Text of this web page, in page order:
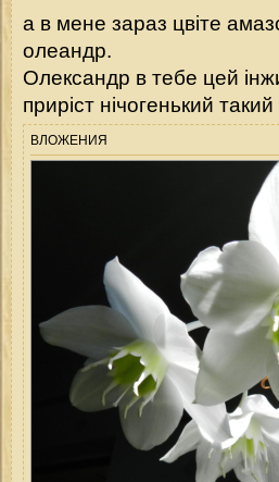
а в мене зараз цвіте
олеандр.
Олександр в тебе цей
приріст нічогенький такий
ВЛОЖЕНИЯ